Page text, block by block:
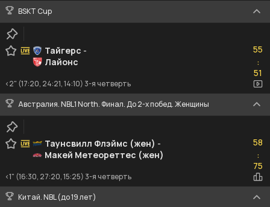
BSKT Cup
Тайгерс -
Лайонс
55
:51
51
<2" (17:20, 24:21, 14:10) 3-я четверть
Австралия. NBL1 North. Финал. До 2-х побед. Женщины
Таунсвилл Флэймс (жен) -
Макей Метеореттес (жен)
58
:75
75
<1" (16:30, 27:20, 15:25) 3-я четверть
Китай. NBL (до 19 лет)